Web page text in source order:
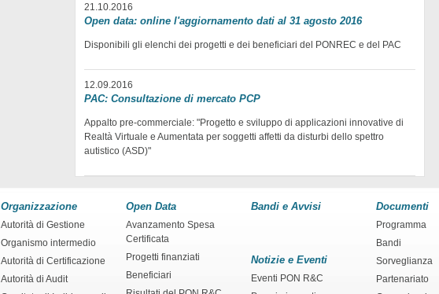
21.10.2016
Open data: online l'aggiornamento dati al 31 agosto 2016
Disponibili gli elenchi dei progetti e dei beneficiari del PONREC e del PAC
12.09.2016
PAC: Consultazione di mercato PCP
Appalto pre-commerciale: "Progetto e sviluppo di applicazioni innovative di
Realtà Virtuale e Aumentata per soggetti affetti da disturbi dello spettro
autistico (ASD)"
Organizzazione
Autorità di Gestione
Organismo intermedio
Autorità di Certificazione
Autorità di Audit
Open Data
Avanzamento Spesa
Certificata
Progetti finanziati
Beneficiari
Bandi e Avvisi
Notizie e Eventi
Eventi PON R&C
Documenti
Programma
Bandi
Sorveglianza
Partenariato